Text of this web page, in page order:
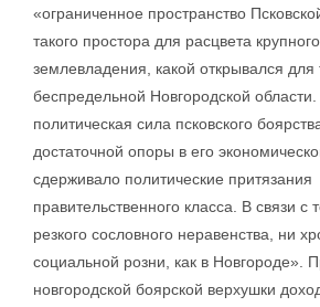
«ограниченное пространство
такого простора для расцвета
землевладения, какой открывался для
беспредельной Новгородской
политическая сила псковского
достаточной опоры в его
сдерживало политические притязания
правительственного класса. В связи с
резкого сословного неравенства, ни
социальной розни, как в Новгороде».
новгородской боярской верхушки